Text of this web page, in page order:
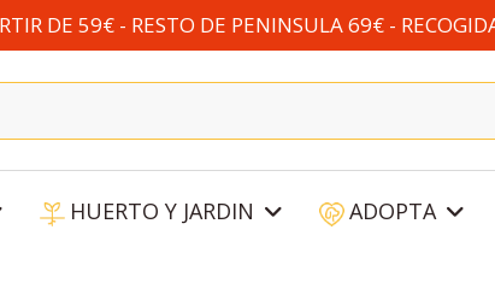
DE 59€ - RESTO DE PENINSULA 69€ -
HUERTO Y JARDIN ADOPTA